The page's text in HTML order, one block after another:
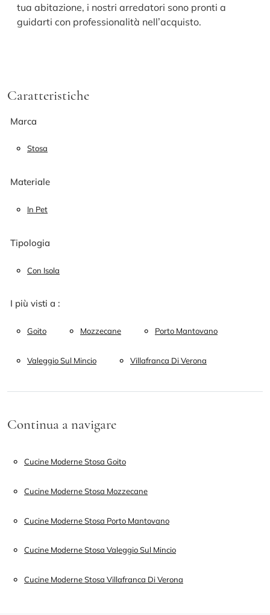
tua abitazione, i nostri arredatori sono pronti a
guidarti con professionalità nell’acquisto.
Caratteristiche
Marca
Stosa
Materiale
In Pet
Tipologia
Con Isola
I più visti a :
Goito Mozzecane Porto Mantovano
Valeggio Sul Mincio Villafranca Di Verona
Continua a navigare
Cucine Moderne Stosa Goito
Cucine Moderne Stosa Mozzecane
Cucine Moderne Stosa Porto Mantovano
Cucine Moderne Stosa Valeggio Sul Mincio
Cucine Moderne Stosa Villafranca Di Verona